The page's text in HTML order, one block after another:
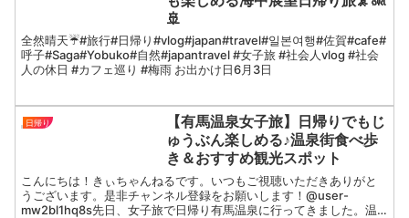
🚢
全然晴天☔️#旅行#日帰り#vlog#japan#travel#일본여행#佐賀#cafe#
呼子#Saga#Yobuko#自然#japantravel #女子旅 #社会人vlog #社会
人の休日 #カフェ巡り #梅雨 お出かけ日6月3日
日帰り
【有馬温泉女子旅】日帰りでもじ
ゅうぶん楽しめる♪温泉街食べ歩
き＆おすすめ観光スポット
こんにちは！きぃちゃんねるです。いつもご視聴いただきありがと
うございます。是非チャンネル登録をお願いします！@user-
mw2bl1hq8s先日、女子旅で日帰り有馬温泉に行ってきました。温